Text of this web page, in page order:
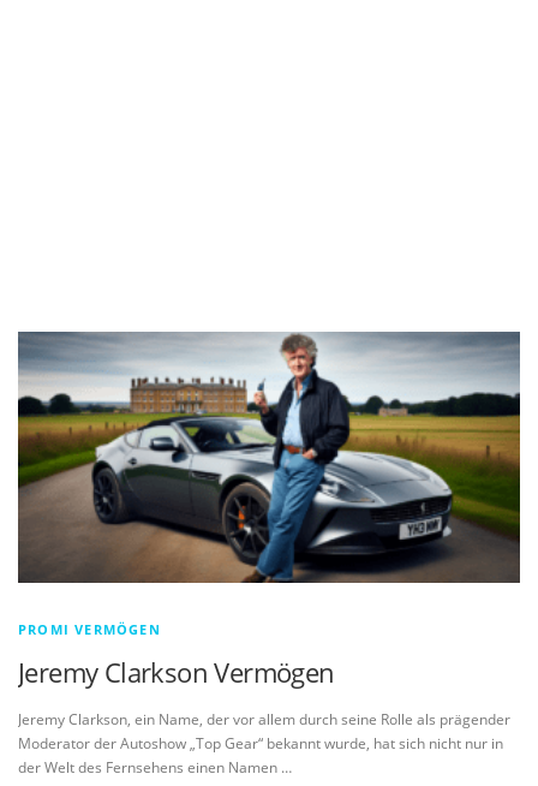
PROMI VERMÖGEN
Jeremy Clarkson Vermögen
Jeremy Clarkson, ein Name, der vor allem durch seine Rolle als prägender
Moderator der Autoshow „Top Gear“ bekannt wurde, hat sich nicht nur in
der Welt des Fernsehens einen Namen …